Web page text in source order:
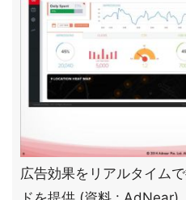
広告効果をリアルタイム